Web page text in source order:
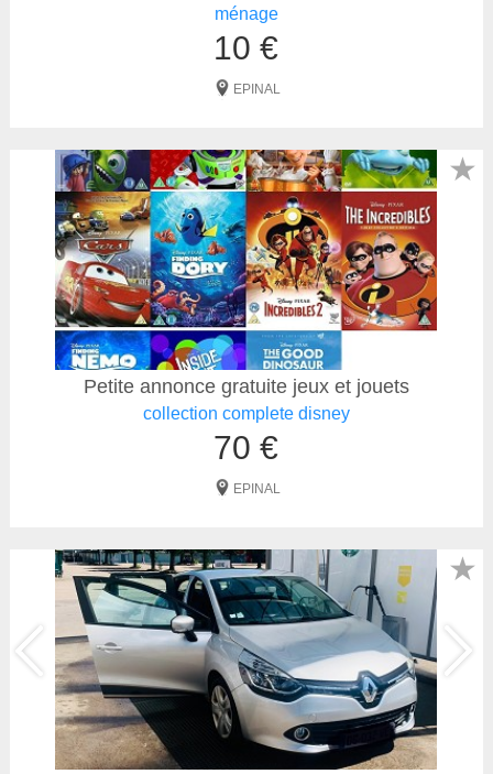
ménage
10 €
EPINAL
Petite annonce gratuite jeux et jouets
collection complete disney
70 €
EPINAL
★
★